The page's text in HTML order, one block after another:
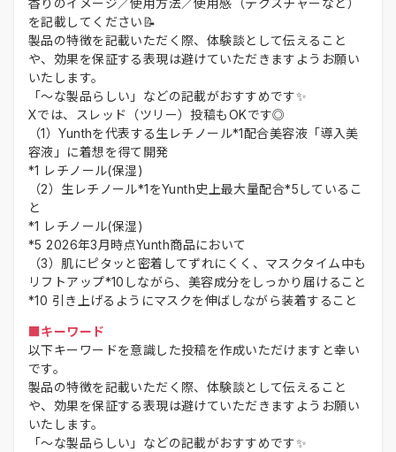
香りのイメージ／使用方法／使用感（テクスチャーなど）
を記載してください📝
製品の特徴を記載いただく際、体験談として伝えること
や、効果を保証する表現は避けていただきますようお願い
いたします。
「～な製品らしい」などの記載がおすすめです✨
Xでは、スレッド（ツリー）投稿もOKです◎
（1）Yunthを代表する生レチノール*1配合美容液「導入美
容液」に着想を得て開発
*1 レチノール(保湿)
（2）生レチノール*1をYunth史上最大量配合*5しているこ
と
*1 レチノール(保湿)
*5 2026年3月時点Yunth商品において
（3）肌にピタッと密着してずれにくく、マスクタイム中も
リフトアップ*10しながら、美容成分をしっかり届けること
*10 引き上げるようにマスクを伸ばしながら装着すること
■キーワード
以下キーワードを意識した投稿を作成いただけますと幸い
です。
製品の特徴を記載いただく際、体験談として伝えること
や、効果を保証する表現は避けていただきますようお願い
いたします。
「～な製品らしい」などの記載がおすすめです✨